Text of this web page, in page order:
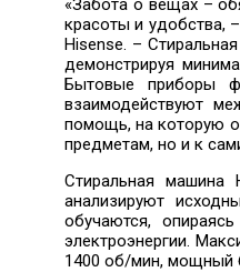
«Забота о вещах –
красоты и удобства,
Hisense. –
демонстрируя
Бытовые приборы
взаимодействуют
помощь, на которую
предметам, но и к
Стиральная машина
анализируют
обучаются,
электроэнергии.
1400 об/мин, мощный